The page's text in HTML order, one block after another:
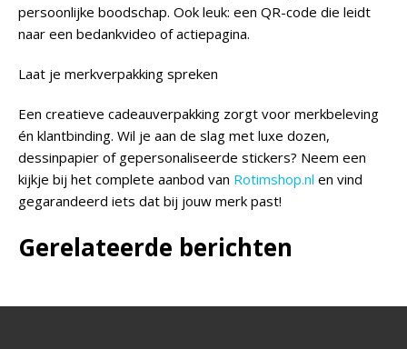
persoonlijke boodschap. Ook leuk: een QR-code die leidt
naar een bedankvideo of actiepagina.
Laat je merkverpakking spreken
Een creatieve cadeauverpakking zorgt voor merkbeleving
én klantbinding. Wil je aan de slag met luxe dozen,
dessinpapier of gepersonaliseerde stickers? Neem een
kijkje bij het complete aanbod van Rotimshop.nl en vind
gegarandeerd iets dat bij jouw merk past!
Gerelateerde berichten